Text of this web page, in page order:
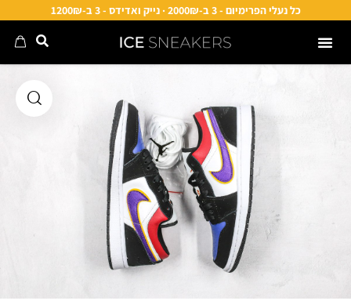
כל נעלי הפרימיום - 3 ב-2000₪ · נייק ואדידס - 3 ב-1200₪